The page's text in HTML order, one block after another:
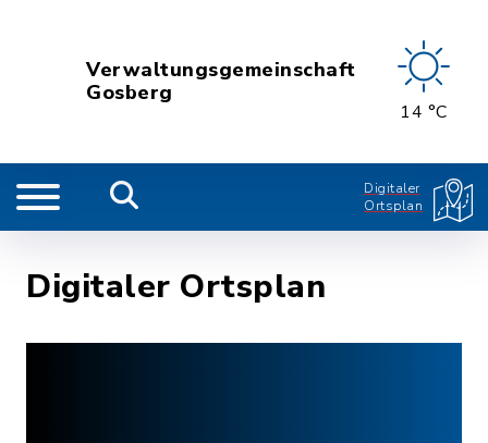
Verwaltungsgemeinschaft
Gosberg
14 °C
Digitaler
Ortsplan
Digitaler Ortsplan